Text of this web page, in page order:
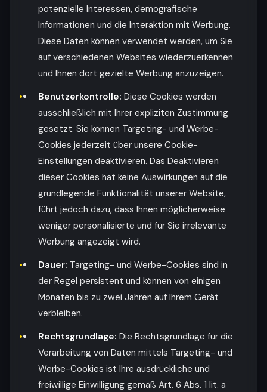
potenzielle Interessen, demografische
Informationen und die Interaktion mit Werbung.
Diese Daten können verwendet werden, um Sie
auf verschiedenen Websites wiederzuerkennen
und Ihnen dort gezielte Werbung anzuzeigen.
Benutzerkontrolle: Diese Cookies werden
ausschließlich mit Ihrer expliziten Zustimmung
gesetzt. Sie können Targeting- und Werbe-
Cookies jederzeit über unsere Cookie-
Einstellungen deaktivieren. Das Deaktivieren
dieser Cookies hat keine Auswirkungen auf die
grundlegende Funktionalität unserer Website,
führt jedoch dazu, dass Ihnen möglicherweise
weniger personalisierte und für Sie irrelevante
Werbung angezeigt wird.
Dauer: Targeting- und Werbe-Cookies sind in
der Regel persistent und können von einigen
Monaten bis zu zwei Jahren auf Ihrem Gerät
verbleiben.
Rechtsgrundlage: Die Rechtsgrundlage für die
Verarbeitung von Daten mittels Targeting- und
Werbe-Cookies ist Ihre ausdrückliche und
freiwillige Einwilligung gemäß Art. 6 Abs. 1 lit. a